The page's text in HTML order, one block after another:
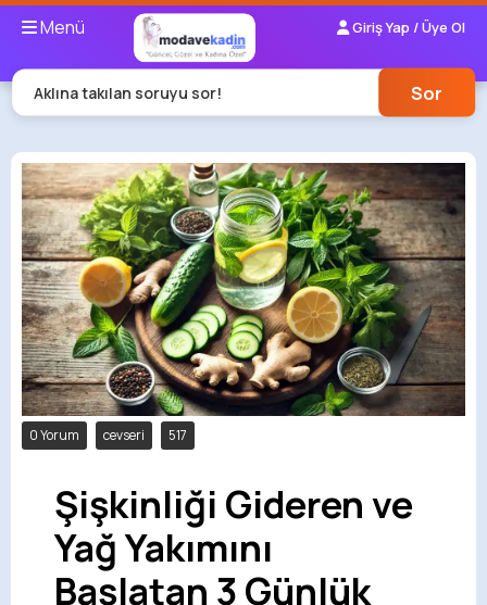
Menü Giriş Yap / Üye Ol
Aklına takılan soruyu sor! Sor
0 Yorum cevseri 517
Şişkinliği Gideren ve
Yağ Yakımını
Başlatan 3 Günlük